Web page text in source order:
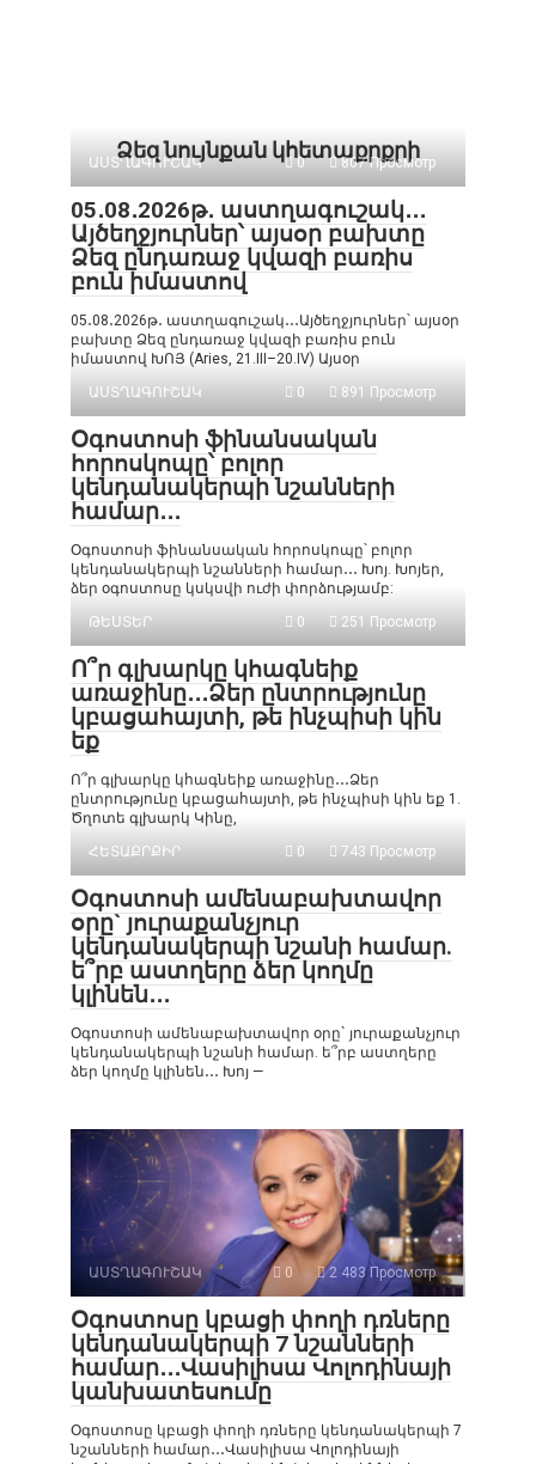
Ձեզ նույնքան կհետաքրքրի
ԱՍՏՂԱԳՈՒՇԱԿ 0 807 Просмотр
05․08․2026թ․ աստղագուշակ․․․
Այծեղջյուրներ՝ այսօր բախտը
Ձեզ ընդառաջ կվազի բառիս
բուն իմաստով
05․08․2026թ․ աստղագուշակ․․․Այծեղջյուրներ՝ այսօր
բախտը Ձեզ ընդառաջ կվազի բառիս բուն
իմաստով ԽՈՅ (Aries, 21.III–20.IV) Այսօր
ԱՍՏՂԱԳՈՒՇԱԿ
0 891 Просмотр
Օգոստոսի ֆինանսական
հորոսկոպը՝ բոլոր
կենդանակերպի նշանների
համար․․․
Օգոստոսի ֆինանսական հորոսկոպը՝ բոլոր
կենդանակերպի նշանների համար․․․ Խոյ. Խոյեր,
ձեր օգոստոսը կսկսվի ուժի փորձությամբ:
ԹԵՍՏԵՐ
0 251 Просмотр
Ո՞ր գլխարկը կհագնեիք
առաջինը․․․Ձեր ընտրությունը
կբացահայտի, թե ինչպիսի կին
եք
Ո՞ր գլխարկը կհագնեիք առաջինը․․․Ձեր
ընտրությունը կբացահայտի, թե ինչպիսի կին եք 1.
Ծղոտե գլխարկ Կինը,
ՀԵՏԱՔՐՔԻՐ
0 743 Просмотр
Օգոստոսի ամենաբախտավոր
օրը` յուրաքանչյուր
կենդանակերպի նշանի համար.
ե՞րբ աստղերը ձեր կողմը
կլինեն․․․
Օգոստոսի ամենաբախտավոր օրը` յուրաքանչյուր
կենդանակերպի նշանի համար. ե՞րբ աստղերը
ձեր կողմը կլինեն․․․ Խոյ —
ԱՍՏՂԱԳՈՒՇԱԿ 0 2 483 Просмотр
Օգոստոսը կբացի փողի դռները
կենդանակերպի 7 նշանների
համար․․․Վասիլիսա Վոլոդինայի
կանխատեսումը
Օգոստոսը կբացի փողի դռները կենդանակերպի 7
նշանների համար․․․Վասիլիսա Վոլոդինայի